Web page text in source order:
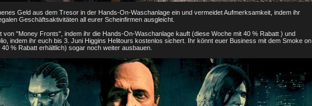
Geld aus dem Tresor in der Hands-On-Waschanlage ein und vermeidet Aufmerksamkeit, indem ihr
Geschäftsaktivitäten all eurer Scheinfirmen ausgleicht.
von "Money Fronts", indem ihr die Hands-On-Waschanlage kauft (diese Woche mit 40 % Rabatt ) und
indem ihr euch bis 3. Juni Higgins Helitours kostenlos sichert. Ihr könnt euer Business mit dem Smoke on
% Rabatt erhältlich) sogar noch weiter ausbauen.